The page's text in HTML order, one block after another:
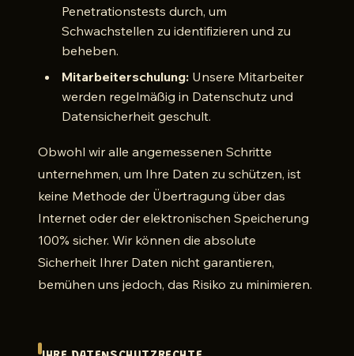
Penetrationstests durch, um
Schwachstellen zu identifizieren und zu
beheben.
Mitarbeiterschulung: Unsere Mitarbeiter
werden regelmäßig in Datenschutz und
Datensicherheit geschult.
Obwohl wir alle angemessenen Schritte
unternehmen, um Ihre Daten zu schützen, ist
keine Methode der Übertragung über das
Internet oder der elektronischen Speicherung
100% sicher. Wir können die absolute
Sicherheit Ihrer Daten nicht garantieren,
bemühen uns jedoch, das Risiko zu minimieren.